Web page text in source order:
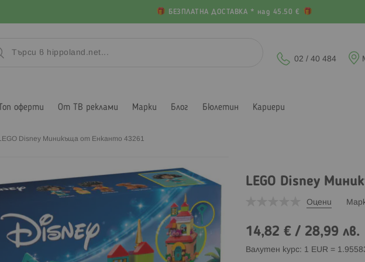
БЕЗПЛАТНА ДОСТАВКА * над 45.50 €
02 / 40 484
Топ оферти От ТВ реклами Марки Блог Бюлетин Кариери
LEGO Disney Миникъща от Енканто 43261
LEGO Disney
Оцени
14,82 €/ 28,99 лв.
Валутен курс: 1 EUR =